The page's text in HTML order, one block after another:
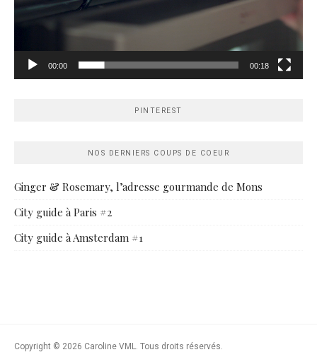
00:00 00:18
PINTEREST
NOS DERNIERS COUPS DE COEUR
Ginger & Rosemary, l’adresse gourmande de Mons
City guide à Paris #2
City guide à Amsterdam #1
Copyright © 2026 Caroline VML. Tous droits réservés.